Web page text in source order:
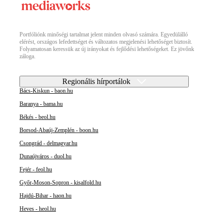
Portfóliónk minőségi tartalmat jelent minden olvasó számára. Egyedülálló
elérést, országos lefedettséget és változatos megjelenési lehetőséget biztosít.
Folyamatosan keressük az új irányokat és fejlődési lehetőségeket. Ez jövőnk
záloga.
Regionális hírportálok
Bács-Kiskun - baon.hu
Baranya - bama.hu
Békés - beol.hu
Borsod-Abaúj-Zemplén - boon.hu
Csongrád - delmagyar.hu
Dunaújváros - duol.hu
Fejér - feol.hu
Győr-Moson-Sopron - kisalfold.hu
Hajdú-Bihar - haon.hu
Heves - heol.hu